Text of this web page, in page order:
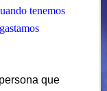
tenemos
que